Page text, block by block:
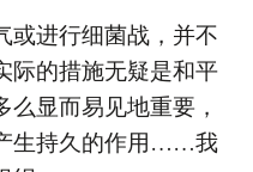
或进行细菌战，并不
际的措施无疑是和平
显而易见地重要，
生持久的作用……我